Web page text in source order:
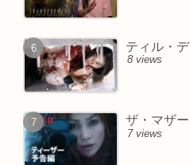
ティル・デ
8 views
ザ・マザ
7 views